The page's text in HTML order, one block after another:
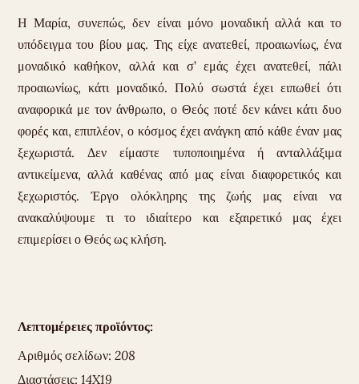
Η Μαρία, συνεπώς, δεν είναι μόνο μοναδική αλλά και το
υπόδειγμα του βίου μας. Της είχε ανατεθεί, προαιωνίως, ένα
μοναδικό καθήκον, αλλά και σ’ εμάς έχει ανατεθεί, πάλι
προαιωνίως, κάτι μοναδικό. Πολύ σωστά έχει ειπωθεί ότι
αναφορικά με τον άνθρωπο, ο Θεός ποτέ δεν κάνει κάτι δυο
φορές και, επιπλέον, ο κόσμος έχει ανάγκη από κάθε έναν μας
ξεχωριστά. Δεν είμαστε τυποποιημένα ή ανταλλάξιμα
αντικείμενα, αλλά καθένας από μας είναι διαφορετικός και
ξεχωριστός. Έργο ολόκληρης της ζωής μας είναι να
ανακαλύψουμε τι το ιδιαίτερο και εξαιρετικό μας έχει
επιμερίσει ο Θεός ως κλήση.
Λεπτομέρειες προϊόντος:
Αριθμός σελίδων: 208
Διαστάσεις: 14X19